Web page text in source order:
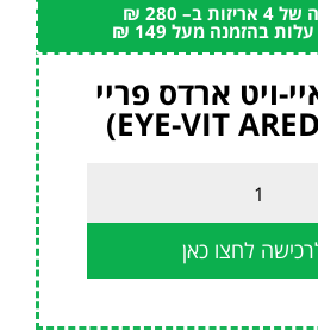
ב– 280 ₪
בהזמנה מעל 149 ₪
ויט ארדס פריי
לחצו כאן